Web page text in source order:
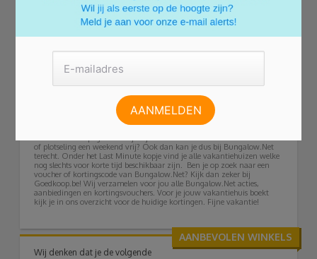
Moderne bungalows en vrijstaande bungalow België
Met meer dan 20 jaar ervaring op de Europese verhuurmarkt, weet
Bungalow.Net de weg te vinden. Het Audio Visueel team van
Bungalow.Net reist speciaal voor jou Europa af om alle vakantiehuisjes
Bungalow.Net. Zo heb je een goed beeld van je huisje, voordat je deze
gaat boeken. Ook inspecteert het team de vakantiehuizen grondig. Zo
kom je zeker weten niet voor verrassingen te staan!
Kortingscode Bungalow.Net
De goedkoopste accommodaties worden gekenmerkt door het laagste
prijsgarantie logo. Door op dit logo te letten boek je jouw vakantie
of plotseling een weekend vrij? Ook dan kan je dus bij Bungalow.Net
terecht. Onder het Last Minute kopje vind je alle vakantiehuizen welke
nog slechts voor korte tijd beschikbaar zijn. Ben je op zoek naar een
voucher of kortingscode van Bungalow.Net? Kijk dan zeker bij
Goedkoop.be! Wij verzamelen voor jou alle Bungalow.Net acties,
aanbiedingen en kortingsvouchers. Voor je jouw vakantiehuis boekt
kijk je in ons overzicht voor de huidige kortingen. Fijne vakantie!
AANBEVOLEN WINKELS
Wij denken dat je de volgende